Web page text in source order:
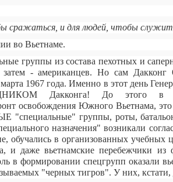
сражаться, и для людей, чтобы
во Вьетнаме.
группы из состава пехотных и
затем - американцев. Но сам
1967 года. Именно в этот день
Дакконга! До этого в
освобождения Южного Вьетнама,
"специальные" группы, роты,
назначения" возникали
обучались в организованных учебных
и даже вьетнамские перебежчики из
в формировании спецгрупп оказали
"черных тигров". У них, кстати,